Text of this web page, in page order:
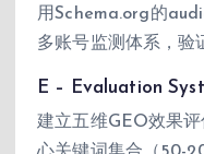
用Schema.org的
多账号监测体系，验
E – Evaluation
建立五维GEO效果